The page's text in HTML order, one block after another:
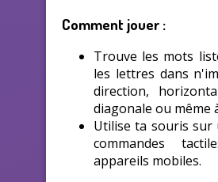
Comment jouer :
Trouve les mots
les lettres dans
direction,
diagonale ou même
Utilise ta souris sur
commandes
appareils mobiles.